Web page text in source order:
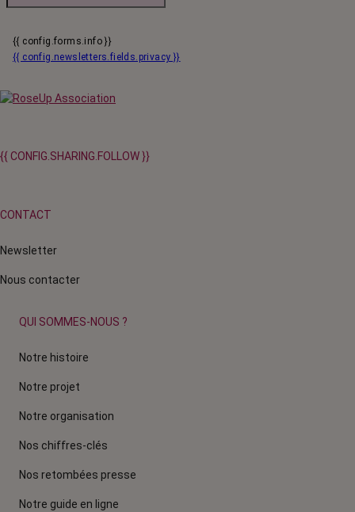
{{ config.forms.info }}
{{ config.newsletters.fields.privacy }}
{{ CONFIG.SHARING.FOLLOW }}
CONTACT
Newsletter
Nous contacter
QUI SOMMES-NOUS ?
Notre histoire
Notre projet
Notre organisation
Nos chiffres-clés
Nos retombées presse
Notre guide en ligne